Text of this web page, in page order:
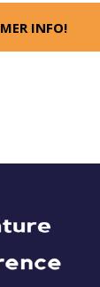
MER INFO!